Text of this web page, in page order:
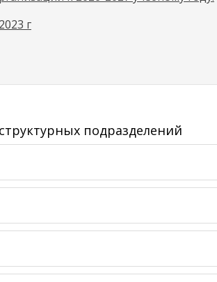
г
подразделений